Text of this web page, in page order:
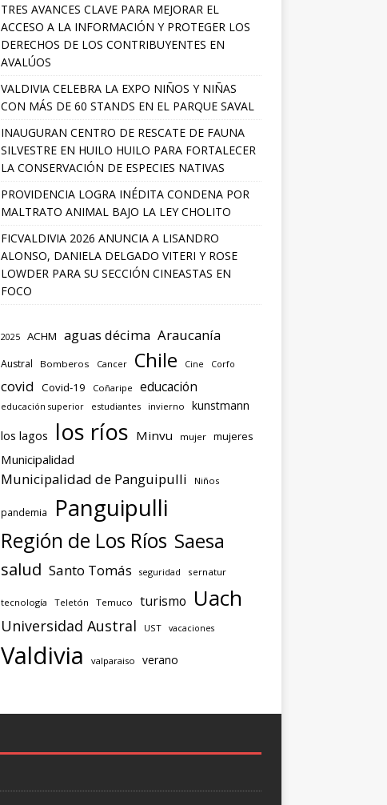
TRES AVANCES CLAVE PARA MEJORAR EL
ACCESO A LA INFORMACIÓN Y PROTEGER LOS
DERECHOS DE LOS CONTRIBUYENTES EN
AVALÚOS
VALDIVIA CELEBRA LA EXPO NIÑOS Y NIÑAS
CON MÁS DE 60 STANDS EN EL PARQUE SAVAL
INAUGURAN CENTRO DE RESCATE DE FAUNA
SILVESTRE EN HUILO HUILO PARA FORTALECER
LA CONSERVACIÓN DE ESPECIES NATIVAS
PROVIDENCIA LOGRA INÉDITA CONDENA POR
MALTRATO ANIMAL BAJO LA LEY CHOLITO
FICVALDIVIA 2026 ANUNCIA A LISANDRO
ALONSO, DANIELA DELGADO VITERI Y ROSE
LOWDER PARA SU SECCIÓN CINEASTAS EN
FOCO
2025 ACHM aguas décima Araucanía
Austral Bomberos Cancer Chile Cine Corfo
covid Covid-19 Coñaripe educación
educación superior estudiantes invierno kunstmann
los lagos los ríos Minvu mujer mujeres
Municipalidad
Municipalidad de Panguipulli Niños
pandemia Panguipulli
Región de Los Ríos Saesa
salud Santo Tomás seguridad sernatur
tecnología Teletón Temuco turismo Uach
Universidad Austral UST vacaciones
Valdivia valparaiso verano